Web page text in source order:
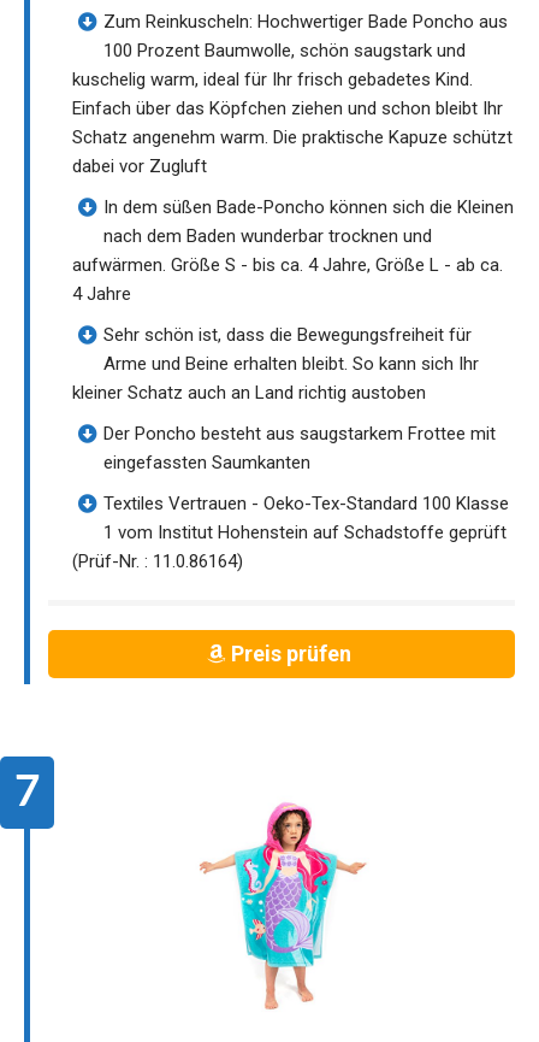
Zum Reinkuscheln: Hochwertiger Bade Poncho aus
100 Prozent Baumwolle, schön saugstark und
kuschelig warm, ideal für Ihr frisch gebadetes Kind.
Einfach über das Köpfchen ziehen und schon bleibt Ihr
Schatz angenehm warm. Die praktische Kapuze schützt
dabei vor Zugluft
In dem süßen Bade-Poncho können sich die Kleinen
nach dem Baden wunderbar trocknen und
aufwärmen. Größe S - bis ca. 4 Jahre, Größe L - ab ca.
4 Jahre
Sehr schön ist, dass die Bewegungsfreiheit für
Arme und Beine erhalten bleibt. So kann sich Ihr
kleiner Schatz auch an Land richtig austoben
Der Poncho besteht aus saugstarkem Frottee mit
eingefassten Saumkanten
Textiles Vertrauen - Oeko-Tex-Standard 100 Klasse
1 vom Institut Hohenstein auf Schadstoffe geprüft
(Prüf-Nr. : 11.0.86164)
Preis prüfen